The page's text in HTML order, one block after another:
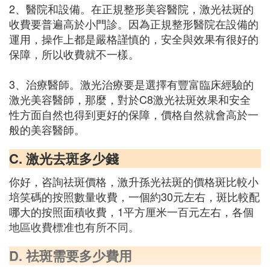
2、醫院和設備。在正規整形美容醫院，激光祛斑的
收費要普遍高於小門診。因為正規整形醫院在設備的
運用，操作上都是嚴格謹慎的，安全與效果有很好的
保障，所以收費就不一樣。
3、治療醫師。激光治療要是選擇有豐富臨床經驗的
激光美容醫師，那麼，對於C8激光祛斑效果和安全
性方面自然也得到更好的保障，價格自然就會高於一
般的美容醫師。
C. 激光去斑多少錢
你好，咨詢祛斑價格，激升孫光祛斑的價格斑比較小
培笑碼的按照數量收費，一個約30元左右，斑比較配
哪大的按照面積收費，1平方厘米一百元左右，各個
地區收費標准也有所不同。
D. 祛斑需要多少費用